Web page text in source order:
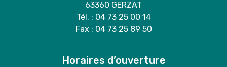
63360 GERZAT
Tél. : 04 73 25 00 14
Fax : 04 73 25 89 50
Horaires d’ouverture